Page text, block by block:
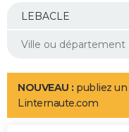
Mobiles
Meilleur smartphone
Internet
Ordinateurs
Jeux vidéo
Guide high-tech
Aménagement intérieur
LIFESTYLE
Art de vivre
Bien-être
Loisirs
Mode
Modes de vie
NOUVEAU : publiez un
Linternaute.com